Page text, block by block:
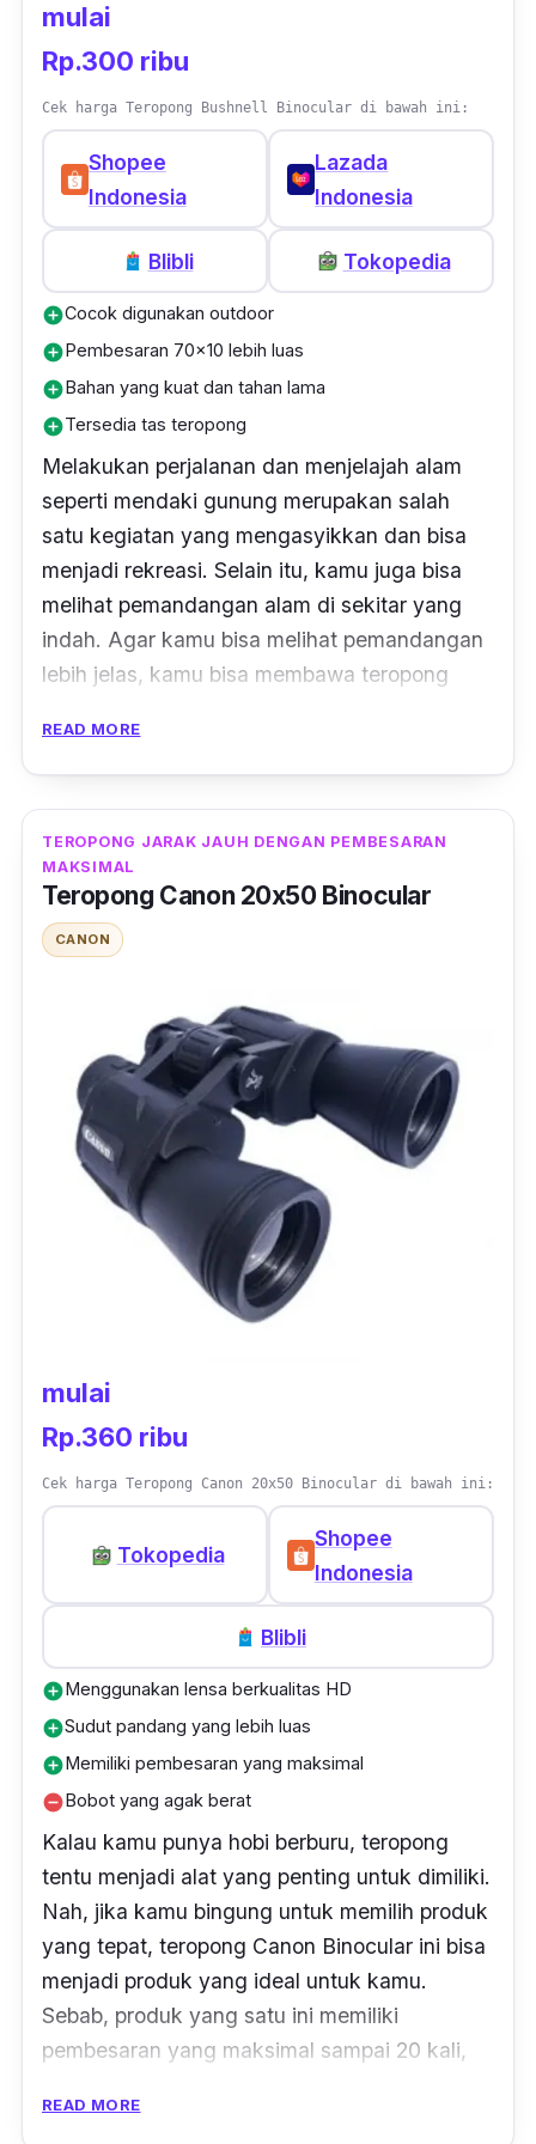
mulai
Rp.300 ribu
Cek harga Teropong Bushnell Binocular di bawah ini:
Shopee
Indonesia
Lazada
Indonesia
Blibli Tokopedia
add_circleCocok digunakan outdoor
add_circlePembesaran 70x10 lebih luas
add_circleBahan yang kuat dan tahan lama
add_circleTersedia tas teropong
Melakukan perjalanan dan menjelajah alam
seperti mendaki gunung merupakan salah
satu kegiatan yang mengasyikkan dan bisa
menjadi rekreasi. Selain itu, kamu juga bisa
melihat pemandangan alam di sekitar yang
indah. Agar kamu bisa melihat pemandangan
lebih jelas, kamu bisa membawa teropong
Sesuai dengan namanya, produk ini
dilengkapi dengan fiturmagnificationyang
memiliki pembesaran 10 x 25 atau setara 114 –
1000 meter. Objek yang kamu lihat juga dapat
terlihat lebih luas dan jelas, karena memiliki
sudut pandang hingga 8,5 derajat. Dengan
bobot yang ringan, sehingga membuatnya
lebih mudah untuk dibawa.
Bagian lensanya pun dibuat dari bahan kaca,
yang mampu menghasilkan pengelihatan
yang lebih jernih dan jelas. Diklaim terbuat
dari material yang berkualitas tinggi, produk
ini terbilang kuat dan tahan lama, sehingga
dapat dipakai untuk aktivitas di luar ruangan.
READ MORE
TEROPONG JARAK JAUH DENGAN PEMBESARAN
MAKSIMAL
Teropong Canon 20x50 Binocular
CANON
mulai
Rp.360 ribu
Cek harga Teropong Canon 20x50 Binocular di bawah ini:
Tokopedia
Shopee
Indonesia
Blibli
add_circleMenggunakan lensa berkualitas HD
add_circleSudut pandang yang lebih luas
add_circleMemiliki pembesaran yang maksimal
remove_circleBobot yang agak berat
Kalau kamu punya hobi berburu, teropong
tentu menjadi alat yang penting untuk dimiliki.
Nah, jika kamu bingung untuk memilih produk
yang tepat, teropong Canon Binocular ini bisa
menjadi produk yang ideal untuk kamu.
Sebab, produk yang satu ini memiliki
pembesaran yang maksimal sampai 20 kali,
memiliki diameter 50 mm.
READ MORE